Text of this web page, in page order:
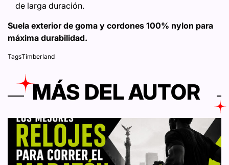
de larga duración.
Suela exterior de goma y cordones 100% nylon para
máxima durabilidad.
TagsTimberland
MÁS DEL AUTOR